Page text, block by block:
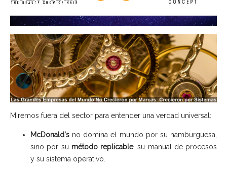
Miremos fuera del sector para entender una verdad universal:
McDonald's no domina el mundo por su hamburguesa,
sino por su método replicable, su manual de procesos
y su sistema operativo.